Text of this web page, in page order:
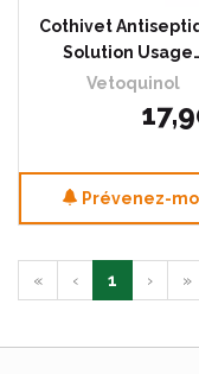
Cothivet
Solution
Vetoquinol
17,
Prévenez-
« ‹ 1 › »